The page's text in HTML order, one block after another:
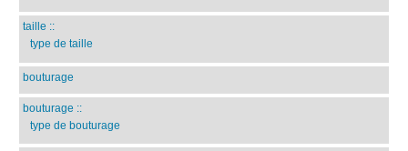
taille ::
type de taille
bouturage
bouturage ::
type de bouturage